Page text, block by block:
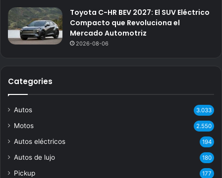
Toyota C-HR BEV 2027: El SUV Eléctrico
Compacto que Revoluciona el
Mercado Automotriz
2026-08-06
Categories
Autos 3.033
Motos 2.550
Autos eléctricos 194
Autos de lujo 180
Pickup 177